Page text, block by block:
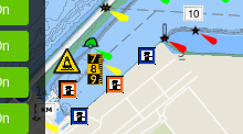
10